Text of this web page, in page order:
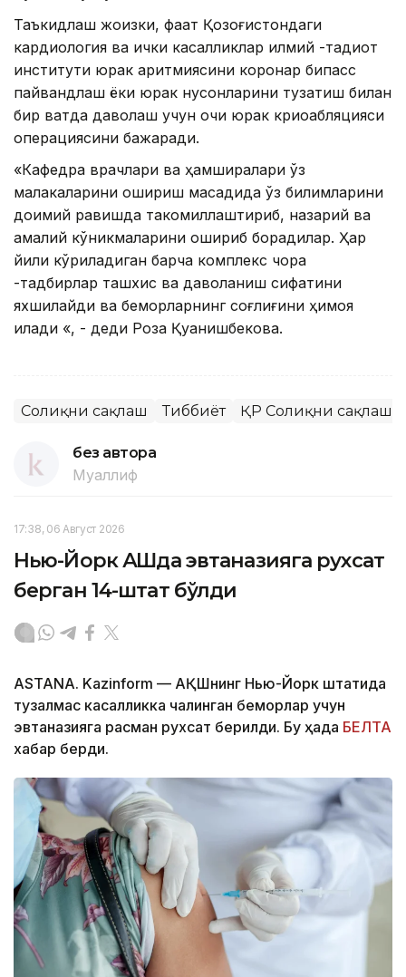
Таъкидлаш жоизки, фақат Қозоғистондаги
кардиология ва ички касалликлар илмий -тадқиқот
институти юрак аритмиясини коронар бипасс
пайвандлаш ёки юрак нуқсонларини тузатиш билан
бир вақтда даволаш учун очиқ юрак криоабляцияси
операциясини бажаради.
«Кафедра врачлари ва ҳамширалари ўз
малакаларини ошириш мақсадида ўз билимларини
доимий равишда такомиллаштириб, назарий ва
амалий кўникмаларини ошириб борадилар. Ҳар
йили кўриладиган барча комплекс чора
-тадбирлар ташхис ва даволаниш сифатини
яхшилайди ва беморларнинг соғлиғини ҳимоя
қилади «, - деди Роза Қуанишбекова.
Соғлиқни сақлаш Тиббиёт ҚР Соғлиқни сақлаш
без автора
Муаллиф
17:38, 06 Август 2026
Нью-Йорк АҚШда эвтаназияга рухсат
берган 14-штат бўлди
ASTANA. Kazinform — АҚШнинг Нью-Йорк штатида
тузалмас касалликка чалинган беморлар учун
эвтаназияга расман рухсат берилди. Бу ҳақда БЕЛТА
хабар берди.